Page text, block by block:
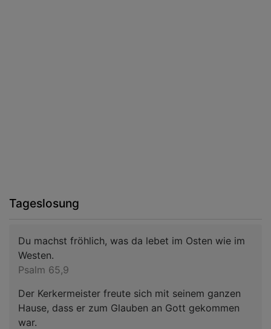
Tageslosung
Du machst fröhlich, was da lebet im Osten wie im
Westen.
Psalm 65,9
Der Kerkermeister freute sich mit seinem ganzen
Hause, dass er zum Glauben an Gott gekommen
war.